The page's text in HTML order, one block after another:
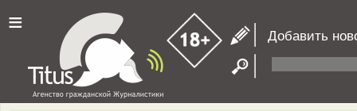
≡ Добавить